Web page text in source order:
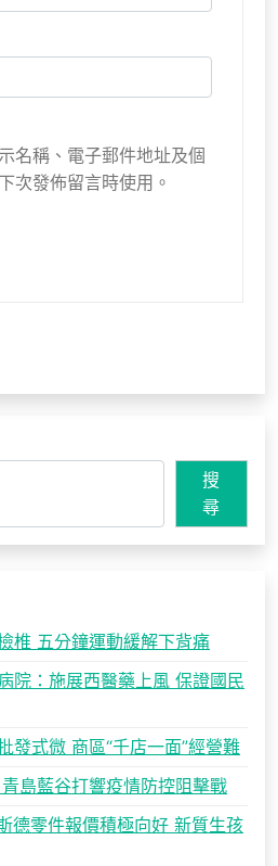
名稱、電子郵件地址及個
次發佈留言時使用。
搜
尋
椎 五分鐘運動緩解下背痛
院：施展西醫藥上風 保證國民
發式微 商區“千店一面”經營難
島藍谷打響疫情防控阻擊戰
德零件報價積極向好 新質生孩